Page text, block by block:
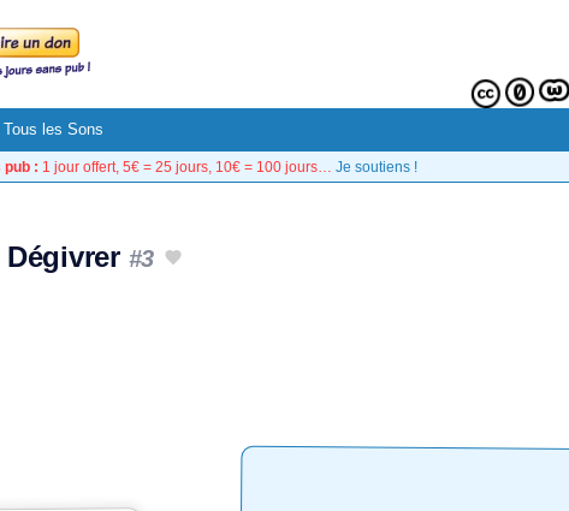
Tous les Sons
pub : 1 jour offert, 5€ = 25 jours, 10€ = 100 jours… Je soutiens !
Dégivrer #3